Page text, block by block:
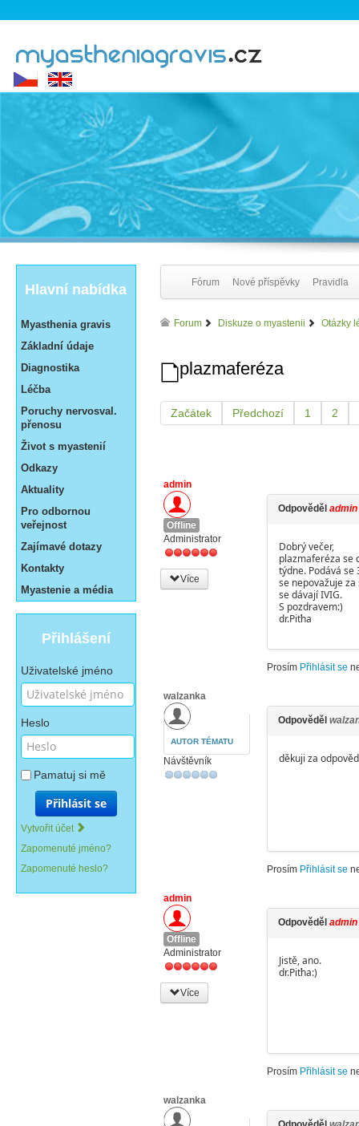
Hlavní nabídka
Myasthenia gravis
Základní údaje
Diagnostika
Léčba
Poruchy nervosval.
přenosu
Život s myastenií
Odkazy
Aktuality
Pro odbornou
veřejnost
Zajímavé dotazy
Kontakty
Myastenie a média
Přihlášení
Uživatelské jméno
Heslo
Pamatuj si mě
Přihlásit se
Vytvořit účet
Zapomenuté jméno?
Zapomenuté heslo?
Fórum Nové příspěvky Pravidla
Forum Diskuze o myastenii Otázky
plazmaferéza
Začátek Předchozí 1 2
admin
Offline
Administrator
Více
Odpověděl admin
Dobrý večer,
plazmaferéza se
týdne. Podává se
se nepovažuje
se dávají IVIG.
S pozdravem:)
dr.Piťha
Prosím Přihlásit se
walzanka
AUTOR TÉMATU
Návštěvník
Odpověděl
děkuji za
Prosím Přihlásit se
admin
Offline
Administrator
Více
Odpověděl admin
Jistě, ano.
dr.Piťha:)
Prosím Přihlásit se
walzanka